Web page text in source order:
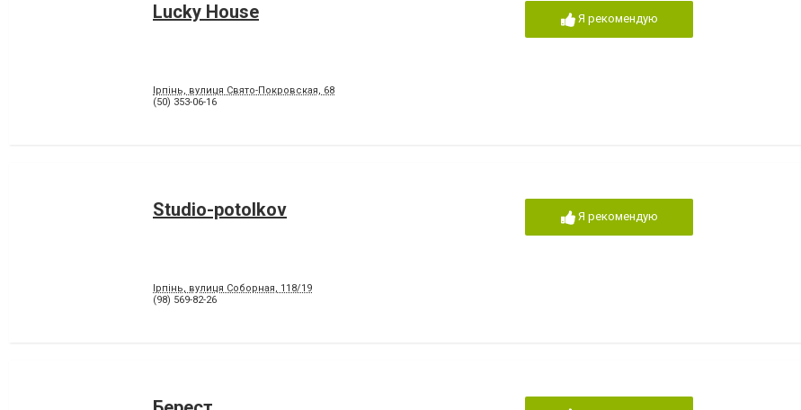
Lucky House
Ірпінь, вулиця Свято-Покровская, 68
(50) 353-06-16
Я рекомендую
Studio-potolkov
Ірпінь, вулиця Соборная, 118/19
(98) 569-82-26
Я рекомендую